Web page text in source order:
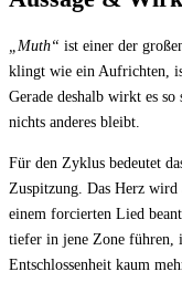
„Muth“ ist einer der
klingt wie ein Aufrichten,
Gerade deshalb wirkt es
nichts anderes bleibt.
Für den Zyklus bedeutet
Zuspitzung. Das Herz wird
einem forcierten Lied
tiefer in jene Zone führen,
Entschlossenheit kaum